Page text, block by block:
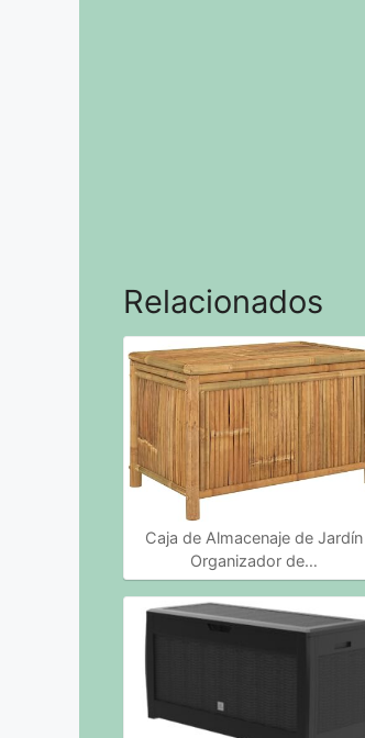
Relacionados
Caja de Almacenaje de Jardín
Organizador de…